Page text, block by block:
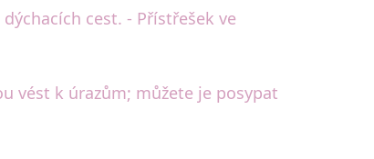
cest. - Přístřešek ve
vést k úrazům; můžete je posypat